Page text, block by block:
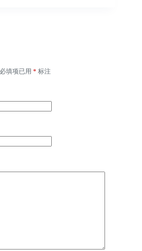
必填项已用 * 标注